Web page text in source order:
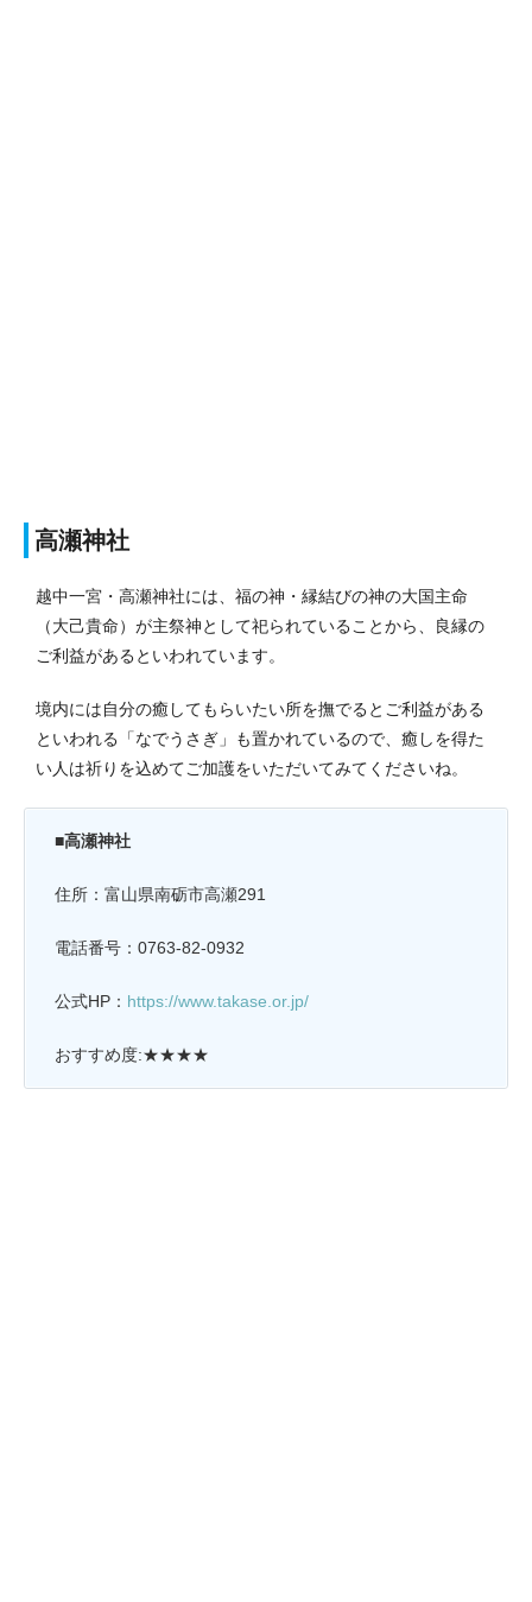
高瀬神社
越中一宮・高瀬神社には、福の神・縁結びの神の大国主命
（大己貴命）が主祭神として祀られていることから、良縁の
ご利益があるといわれています。
境内には自分の癒してもらいたい所を撫でるとご利益がある
といわれる「なでうさぎ」も置かれているので、癒しを得た
い人は祈りを込めてご加護をいただいてみてくださいね。
■高瀬神社
住所：富山県南砺市高瀬291
電話番号：0763-82-0932
公式HP： https://www.takase.or.jp/
おすすめ度:★★★★